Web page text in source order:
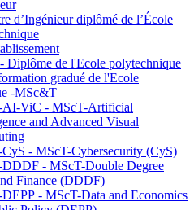
d’Ingénieur diplômé de l’École
Diplôme de l'Ecole polytechnique
gradué de l'Ecole
-MSc&T
AI-ViC - MScT-Artificial
and Advanced Visual
- MScT-Cybersecurity (CyS)
- MScT-Double Degree
Finance (DDDF)
- MScT-Data and Economics